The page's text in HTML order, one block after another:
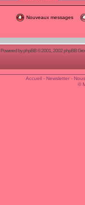
Nouveaux messages
Powered byphpBB© 2001, 2002 phpBB
Accueil- Newsletter-
©